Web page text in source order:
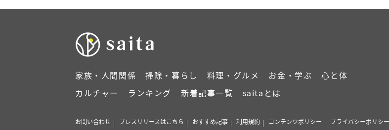
家族・人間関係 掃除・暮らし 料理・グルメ お金・学ぶ
心と体
カルチャー
ランキング 新着記事一覧 saitaとは
お問い合わせ プレスリリースはこちら おすすめ記事 利用規約 コンテンツポリシー プライバシーポリシー